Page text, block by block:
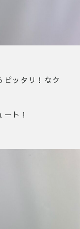
ピッタリ！なク
ト！